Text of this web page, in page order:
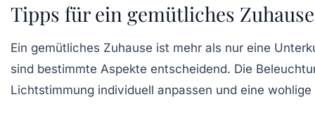
Tipps für ein gemütliches Zuhause
Ein gemütliches Zuhause ist mehr als nur eine
sind bestimmte Aspekte entscheidend. Die
Lichtstimmung individuell anpassen und eine